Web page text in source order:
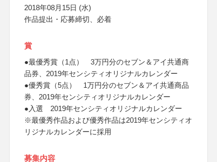
2018年08月15日 (水)
作品提出・応募締切、必着
賞
●最優秀賞（1点） 3万円分のセブン＆アイ共通商
品券、2019年センシティオリジナルカレンダー
●優秀賞（5点） 1万円分のセブン＆アイ共通商品
券、2019年センシティオリジナルカレンダー
●入選 2019年センシティオリジナルカレンダー
※最優秀作品および優秀作品は2019年センシティオ
リジナルカレンダーに採用
募集内容